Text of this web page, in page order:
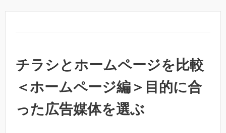
チラシとホームページを比較
＜ホームページ編＞目的に合
った広告媒体を選ぶ